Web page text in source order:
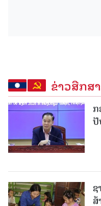
ຂ່າວສືກສ
ກ
ສ້